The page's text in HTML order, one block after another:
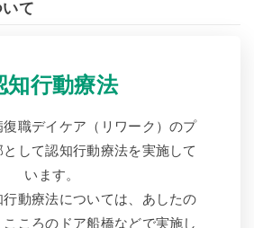
て
知行動療法
職デイケア（リワーク）のプ
して認知行動療法を実施して
います。
動療法については、あしたの
ころのドア船橋などで実施し